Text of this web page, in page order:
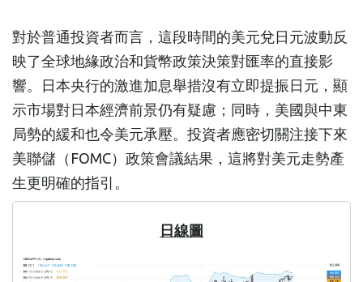
對於普通投資者而言，這段時間的美元兌日元波動反
映了全球地緣政治和貨幣政策決策對匯率的直接影
響。日本央行的激進加息舉措沒有立即提振日元，顯
示市場對日本經濟前景仍有疑慮；同時，美國與中東
局勢的緩和也令美元承壓。投資者應密切關注接下來
美聯儲（FOMC）政策會議結果，這將對美元走勢產
生更明確的指引。
日線圖